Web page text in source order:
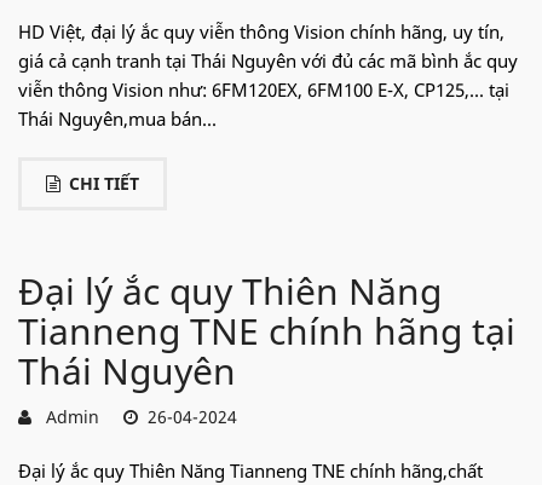
HD Việt, đại lý ắc quy viễn thông Vision chính hãng, uy tín,
giá cả cạnh tranh tại Thái Nguyên với đủ các mã bình ắc quy
viễn thông Vision như: 6FM120EX, 6FM100 E-X, CP125,... tại
Thái Nguyên,mua bán...
CHI TIẾT
Đại lý ắc quy Thiên Năng
Tianneng TNE chính hãng tại
Thái Nguyên
Admin 26-04-2024
Đại lý ắc quy Thiên Năng Tianneng TNE chính hãng,chất